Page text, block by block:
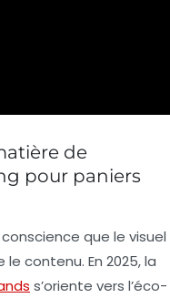
de
pour paniers
que le visuel
contenu. En 2025, la
s’oriente vers l’éco-